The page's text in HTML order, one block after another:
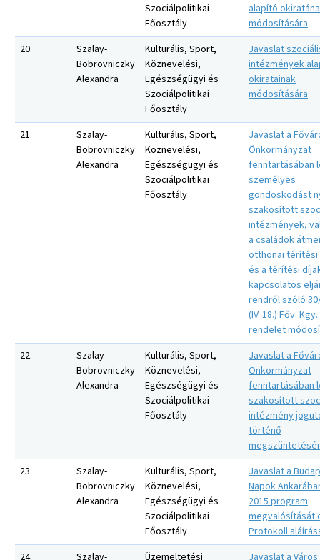
Szociálpolitikai
Főosztály
alapító
módosítására
20.
Szalay-
Bobrovniczky
Alexandra
Kulturális, Sport,
Köznevelési,
Egészségügyi és
Szociálpolitikai
Főosztály
Javaslat
intézmények
okiratainak
módosítására
21.
Szalay-
Bobrovniczky
Alexandra
Kulturális, Sport,
Köznevelési,
Egészségügyi és
Szociálpolitikai
Főosztály
Javaslat a
Önkormányzat
fenntartásában
személyes
gondoskodást
szakosított
intézmények,
a családok
otthonai térítési
és a térítési
kapcsolatos
rendről szóló
(IV. 18.) Főv. Kgy.
rendelet
22.
Szalay-
Bobrovniczky
Alexandra
Kulturális, Sport,
Köznevelési,
Egészségügyi és
Szociálpolitikai
Főosztály
Javaslat a
Önkormányzat
fenntartásában
szakosított
intézmény
történő
23.
Szalay-
Bobrovniczky
Alexandra
Kulturális, Sport,
Köznevelési,
Egészségügyi és
Szociálpolitikai
Főosztály
Javaslat a
Napok
2015 program
megvalósítását
Protokoll